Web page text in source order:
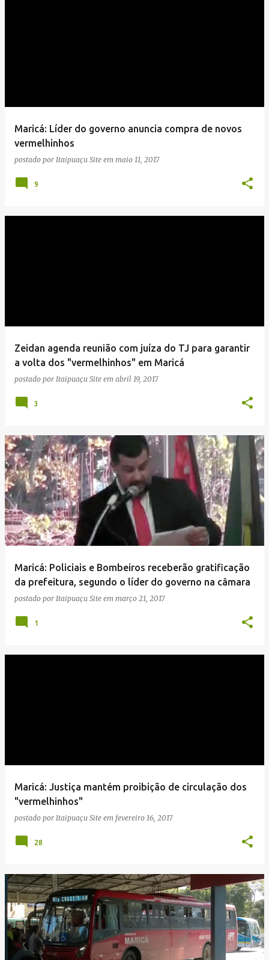
Maricá: Líder do governo anuncia compra de novos
vermelhinhos
postado por Itaipuaçu Site em maio 11, 2017
9
Zeidan agenda reunião com juíza do TJ para garantir
a volta dos "vermelhinhos" em Maricá
postado por Itaipuaçu Site em abril 19, 2017
3
Maricá: Policiais e Bombeiros receberão gratificação
da prefeitura, segundo o líder do governo na câmara
postado por Itaipuaçu Site em março 21, 2017
1
Maricá: Justiça mantém proibição de circulação dos
"vermelhinhos"
postado por Itaipuaçu Site em fevereiro 16, 2017
28